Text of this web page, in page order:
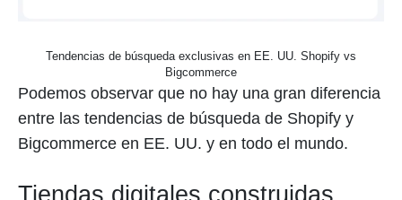
Tendencias de búsqueda exclusivas en EE. UU. Shopify vs
Bigcommerce
Podemos observar que no hay una gran diferencia
entre las tendencias de búsqueda de Shopify y
Bigcommerce en EE. UU. y en todo el mundo.